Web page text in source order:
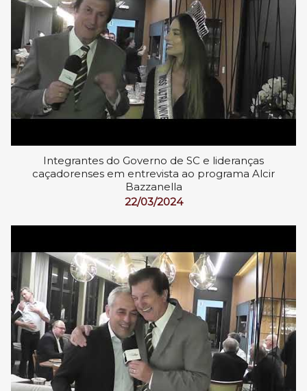
Integrantes do Governo de SC e lideranças
caçadorenses em entrevista ao programa Alcir
Bazzanella
22/03/2024